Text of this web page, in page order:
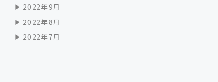
2022年9月
2022年8月
2022年7月